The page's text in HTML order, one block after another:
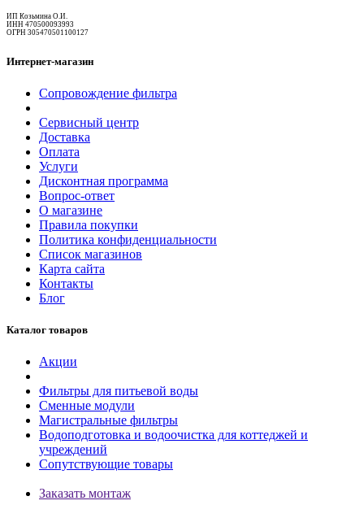
ИП Козьмина О.И.
ИНН 470500093993
ОГРН 305470501100127
Интернет-магазин
Сопровождение фильтра
Сервисный центр
Доставка
Оплата
Услуги
Дисконтная программа
Вопрос-ответ
О магазине
Правила покупки
Политика конфиденциальности
Список магазинов
Карта сайта
Контакты
Блог
Каталог товаров
Акции
Фильтры для питьевой воды
Сменные модули
Магистральные фильтры
Водоподготовка и водоочистка для коттеджей и
учреждений
Сопутствующие товары
Заказать монтаж